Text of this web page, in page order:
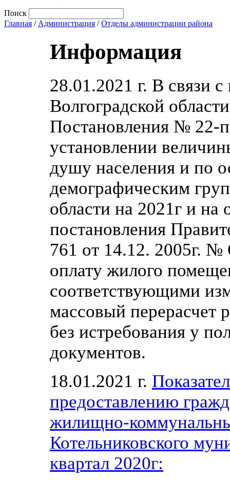
Поиск
Главная / Администрация /Отделы администрации района
Информация
28.01.2021 г. В связи
Волгоградской
Постановления № 22-
установлении
душу населения и по
демографическим
области на 2021г и на
постановления
761 от 14.12. 2005г. №
оплату жилого
соответствующими
массовый перерасчет
без истребования у
документов.
18.01.2021 г.
предоставлению
жилищно-
Котельниковского
квартал 2020г: